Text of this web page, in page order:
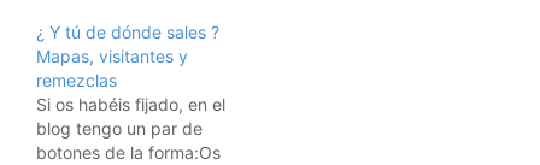
¿ Y tú de dónde sales ?
Mapas, visitantes y
remezclas
Si os habéis fijado, en el
blog tengo un par de
botones de la forma:Os